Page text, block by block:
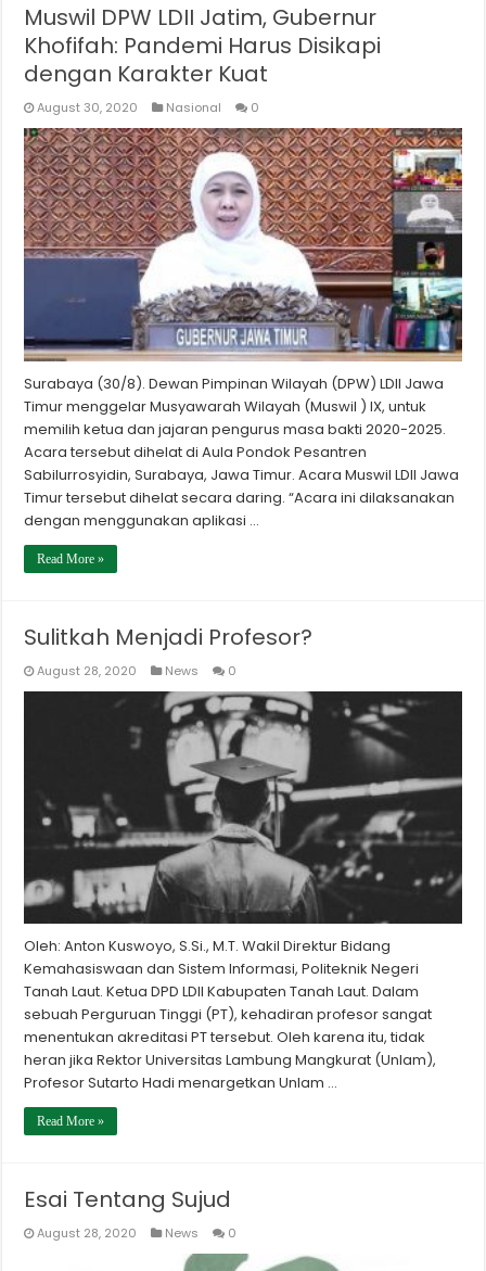
Muswil DPW LDII Jatim, Gubernur
Khofifah: Pandemi Harus Disikapi
dengan Karakter Kuat
August 30, 2020 Nasional 0
Surabaya (30/8). Dewan Pimpinan Wilayah (DPW) LDII Jawa
Timur menggelar Musyawarah Wilayah (Muswil ) IX, untuk
memilih ketua dan jajaran pengurus masa bakti 2020-2025.
Acara tersebut dihelat di Aula Pondok Pesantren
Sabilurrosyidin, Surabaya, Jawa Timur. Acara Muswil LDII Jawa
Timur tersebut dihelat secara daring. “Acara ini dilaksanakan
dengan menggunakan aplikasi …
Read More »
Sulitkah Menjadi Profesor?
August 28, 2020 News 0
Oleh: Anton Kuswoyo, S.Si., M.T. Wakil Direktur Bidang
Kemahasiswaan dan Sistem Informasi, Politeknik Negeri
Tanah Laut. Ketua DPD LDII Kabupaten Tanah Laut. Dalam
sebuah Perguruan Tinggi (PT), kehadiran profesor sangat
menentukan akreditasi PT tersebut. Oleh karena itu, tidak
heran jika Rektor Universitas Lambung Mangkurat (Unlam),
Profesor Sutarto Hadi menargetkan Unlam …
Read More »
Esai Tentang Sujud
August 28, 2020 News 0